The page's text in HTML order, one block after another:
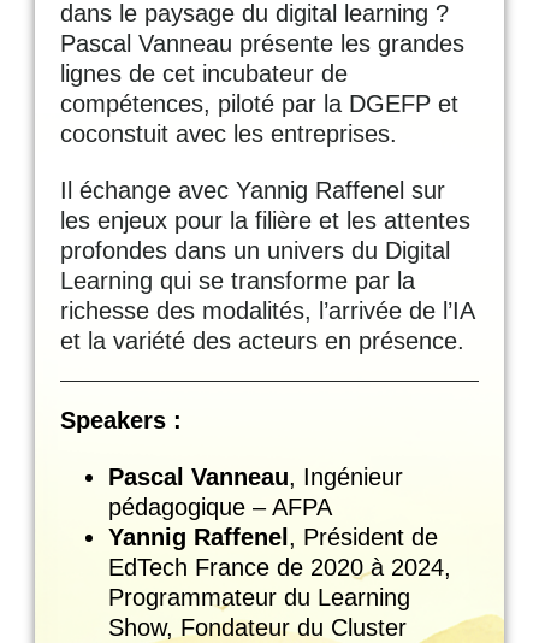
dans le paysage du digital learning ?
Pascal Vanneau présente les grandes
lignes de cet incubateur de
compétences, piloté par la DGEFP et
coconstuit avec les entreprises.
Il échange avec Yannig Raffenel sur
les enjeux pour la filière et les attentes
profondes dans un univers du Digital
Learning qui se transforme par la
richesse des modalités, l’arrivée de l’IA
et la variété des acteurs en présence.
Speakers :
Pascal Vanneau, Ingénieur
pédagogique – AFPA
Yannig Raffenel , Président de
EdTech France de 2020 à 2024,
Programmateur du Learning
Show, Fondateur du Cluster